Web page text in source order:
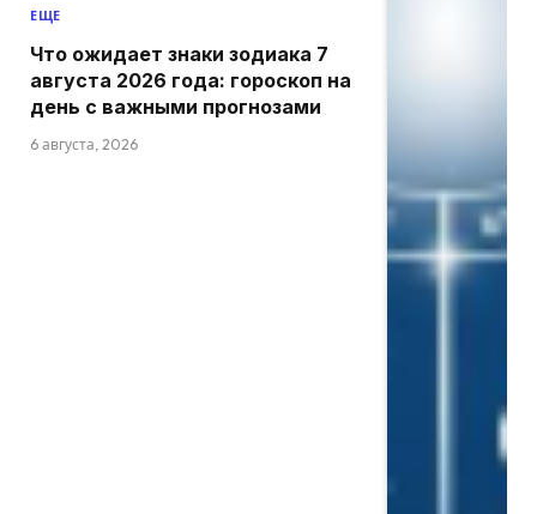
ЕЩЕ
Что ожидает знаки зодиака 7
августа 2026 года: гороскоп на
день с важными прогнозами
6 августа, 2026